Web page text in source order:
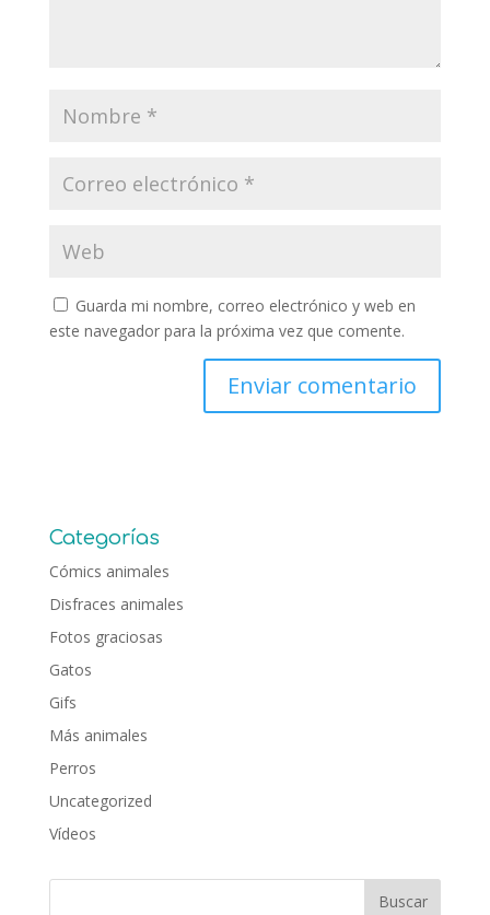
Guarda mi nombre, correo electrónico y web en
este navegador para la próxima vez que comente.
Categorías
Cómics animales
Disfraces animales
Fotos graciosas
Gatos
Gifs
Más animales
Perros
Uncategorized
Vídeos